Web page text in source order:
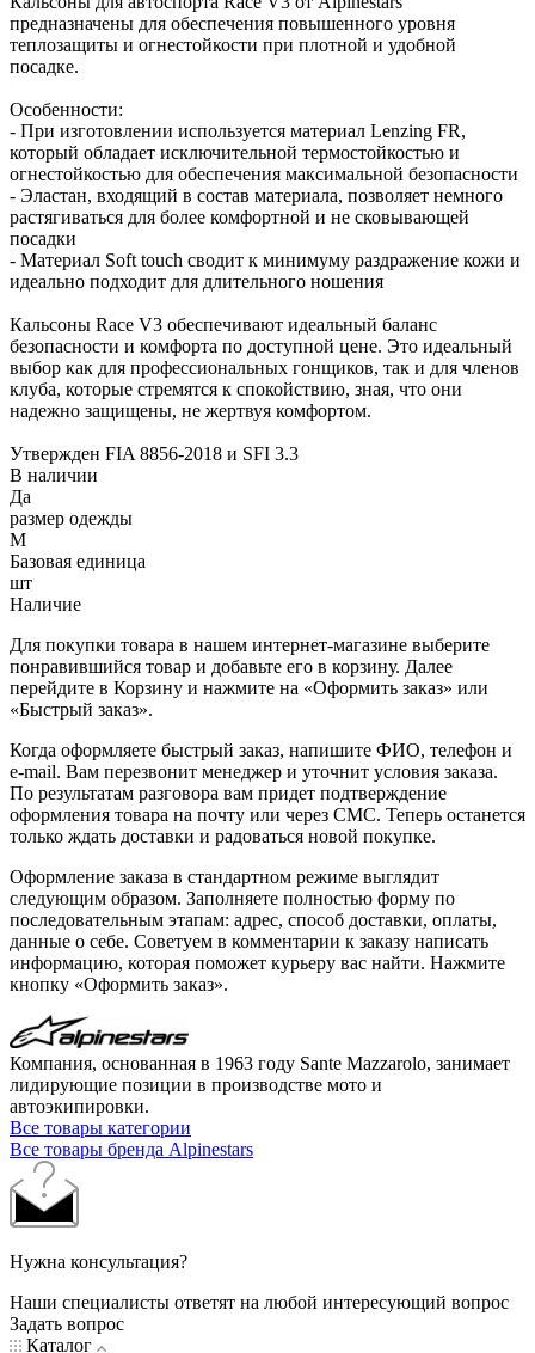
предназначены для обеспечения повышенного уровня
теплозащиты и огнестойкости при плотной и удобной
посадке.
Особенности:
- При изготовлении используется материал Lenzing FR,
который обладает исключительной термостойкостью и
огнестойкостью для обеспечения максимальной безопасности
- Эластан, входящий в состав материала, позволяет немного
растягиваться для более комфортной и не сковывающей
посадки
- Материал Soft touch сводит к минимуму раздражение кожи и
идеально подходит для длительного ношения
Кальсоны Race V3 обеспечивают идеальный баланс
безопасности и комфорта по доступной цене. Это идеальный
выбор как для профессиональных гонщиков, так и для членов
клуба, которые стремятся к спокойствию, зная, что они
надежно защищены, не жертвуя комфортом.
Утвержден FIA 8856-2018 и SFI 3.3
В наличии
Да
размер одежды
M
Базовая единица
шт
Наличие
Для покупки товара в нашем интернет-магазине выберите
понравившийся товар и добавьте его в корзину. Далее
перейдите в Корзину и нажмите на «Оформить заказ» или
«Быстрый заказ».
Когда оформляете быстрый заказ, напишите ФИО, телефон и
e-mail. Вам перезвонит менеджер и уточнит условия заказа.
По результатам разговора вам придет подтверждение
оформления товара на почту или через СМС. Теперь останется
только ждать доставки и радоваться новой покупке.
Оформление заказа в стандартном режиме выглядит
следующим образом. Заполняете полностью форму по
последовательным этапам: адрес, способ доставки, оплаты,
данные о себе. Советуем в комментарии к заказу написать
информацию, которая поможет курьеру вас найти. Нажмите
кнопку «Оформить заказ».
Компания, основанная в 1963 году Sante Mazzarolo, занимает
лидирующие позиции в производстве мото и
автоэкипировки.
Все товары категории
Все товары бренда Alpinestars
Нужна консультация?
Наши специалисты ответят на любой интересующий вопрос
Задать вопрос
Каталог